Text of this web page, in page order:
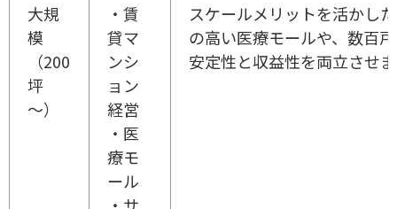
大規
模
（200
坪
～）
・賃
貸マ
ンシ
ョン
経営
・医
療モ
ール
スケールメリットを活かし
の高い医療モールや、数百
安定性と収益性を両立させ